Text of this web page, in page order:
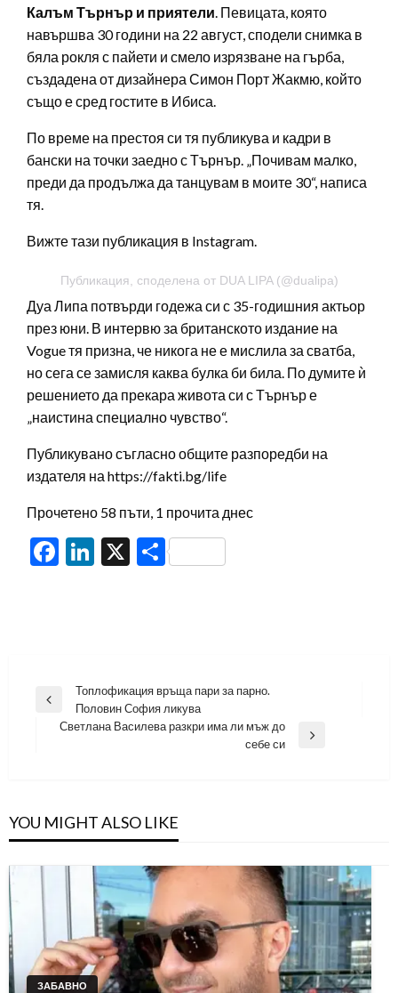
Калъм Търнър и приятели. Певицата, която
навършва 30 години на 22 август, сподели снимка в
бяла рокля с пайети и смело изрязване на гърба,
създадена от дизайнера Симон Порт Жакмю, който
също е сред гостите в Ибиса.
По време на престоя си тя публикува и кадри в
бански на точки заедно с Търнър. „Почивам малко,
преди да продължа да танцувам в моите 30“, написа
тя.
Вижте тази публикация в Instagram.
Публикация, споделена от DUA LIPA (@dualipa)
Дуа Липа потвърди годежа си с 35-годишния актьор
през юни. В интервю за британското издание на
Vogue тя призна, че никога не е мислила за сватба,
но сега се замисля каква булка би била. По думите ѝ
решението да прекара живота си с Търнър е
„наистина специално чувство“.
Публикувано съгласно общите разпоредби на
издателя на https://fakti.bg/life
Прочетено 58 пъти, 1 прочита днес
Facebook
LinkedIn
X Share
Навигация
Previous
Топлофикация връща пари за парно.
Половин София ликува
Светлана Василева разкри има ли мъж до
себе си
YOU MIGHT ALSO LIKE
ЗАБАВНО